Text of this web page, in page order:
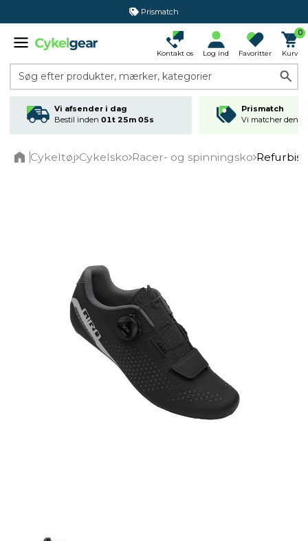
Prismatch
Kontakt os Log ind Favoritter
0
Kurv
Søg efter produkter, mærker, kategorier
Vi afsender i dag
Bestil inden 01t 25m 05s
Prismatch
Vi matcher den
Cykeltøj Cykelsko Racer- og spinningsko